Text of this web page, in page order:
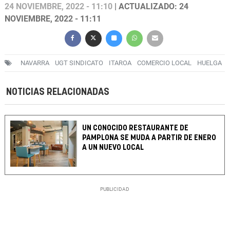
24 NOVIEMBRE, 2022 - 11:10 | ACTUALIZADO: 24
NOVIEMBRE, 2022 - 11:11
NAVARRA UGT SINDICATO ITAROA COMERCIO LOCAL HUELGA
NOTICIAS RELACIONADAS
UN CONOCIDO RESTAURANTE DE
PAMPLONA SE MUDA A PARTIR DE ENERO
A UN NUEVO LOCAL